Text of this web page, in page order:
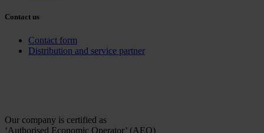
Contact us
Contact form
Distribution and service partner
Our company is certified as
‘Authorised Economic Operator’ (AEO)